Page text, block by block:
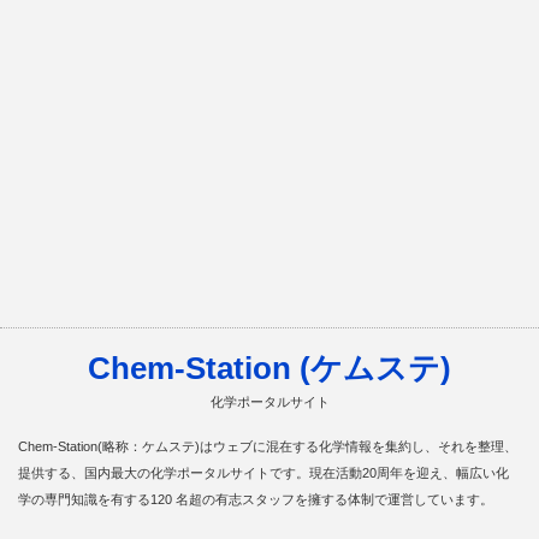
Chem-Station (ケムステ)
化学ポータルサイト
Chem-Station(略称：ケムステ)はウェブに混在する化学情報を集約し、それを整理、
提供する、国内最大の化学ポータルサイトです。現在活動20周年を迎え、幅広い化
学の専門知識を有する120 名超の有志スタッフを擁する体制で運営しています。